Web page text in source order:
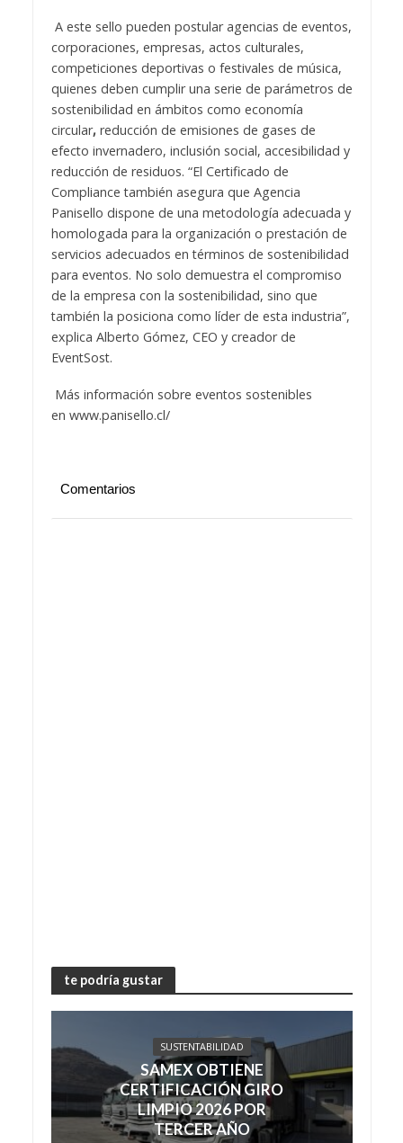
A este sello pueden postular agencias de eventos,
corporaciones, empresas, actos culturales,
competiciones deportivas o festivales de música,
quienes deben cumplir una serie de parámetros de
sostenibilidad en ámbitos como economía
circular, reducción de emisiones de gases de
efecto invernadero, inclusión social, accesibilidad y
reducción de residuos. “El Certificado de
Compliance también asegura que Agencia
Panisello dispone de una metodología adecuada y
homologada para la organización o prestación de
servicios adecuados en términos de sostenibilidad
para eventos. No solo demuestra el compromiso
de la empresa con la sostenibilidad, sino que
también la posiciona como líder de esta industria”,
explica Alberto Gómez, CEO y creador de
EventSost.
Más información sobre eventos sostenibles
en www.panisello.cl/
Comentarios
te podría gustar
SUSTENTABILIDAD
SAMEX OBTIENE
CERTIFICACIÓN GIRO
LIMPIO 2026 POR
TERCER AÑO